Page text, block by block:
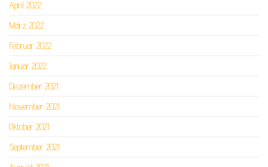
April 2022
März 2022
Februar 2022
Januar 2022
Dezember 2021
November 2021
Oktober 2021
September 2021